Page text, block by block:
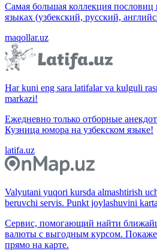
Самая большая коллекция пословиц
языках (узбекский, русский,
maqollar.uz
Har kuni eng sara latifalar va kulguli
markazi!
Ежедневно только отборные
Кузница юмора на узбекском языке!
latifa.uz
Valyutani yuqori kursda almashtirish
beruvchi servis. Punkt joylashuvini
Сервис, помогающий найти
валюты с выгодным курсом.
прямо на карте.